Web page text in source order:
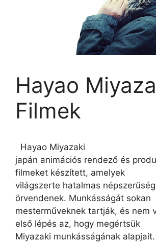
Hayao
Filmek
Hayao Miyazaki
japán animációs rendező és
filmeket készített, amelyek
világszerte hatalmas
örvendenek. Munkásságát sokan
mesterműveknek tartják, és nem
első lépés az, hogy megértsük
Miyazaki munkásságának